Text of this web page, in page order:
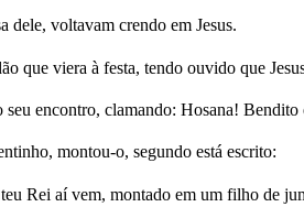
dele, voltavam crendo em Jesus.
que viera à festa, tendo ouvido que
seu encontro, clamando: Hosana!
montou-o, segundo está escrito:
Rei aí vem, montado em um filho de